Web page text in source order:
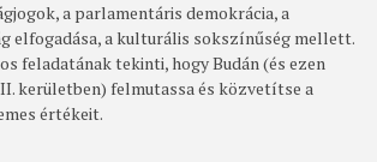
a parlamentáris demokrácia, a
elfogadása, a kulturális sokszínűség mellett.
feladatának tekinti, hogy Budán (és ezen
kerületben) felmutassa és közvetítse a
értékeit.